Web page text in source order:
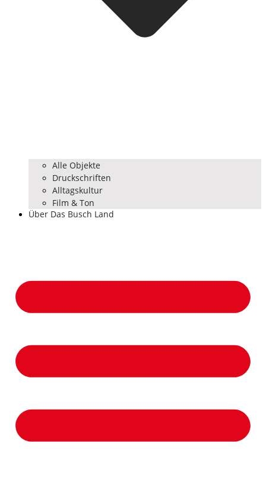
Alle Objekte
Druckschriften
Alltagskultur
Film & Ton
Über Das Busch Land